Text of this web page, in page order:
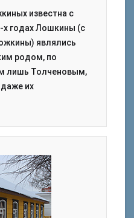
известна с
х годах Лошкины (с
являлись
родом, по
лишь Толченовым,
даже их